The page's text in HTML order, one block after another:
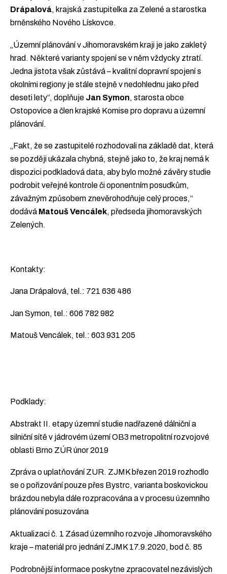
Drápalová, krajská zastupitelka za Zelené a starostka
brněnského Nového Lískovce.
„Územní plánování v Jihomoravském kraji je jako zakletý
hrad. Některé varianty spojení se v něm vždycky ztratí.
Jedna jistota však zůstává – kvalitní dopravní spojení s
okolními regiony je stále stejně v nedohlednu jako před
deseti lety”, doplňuje Jan Symon, starosta obce
Ostopovice a člen krajské Komise pro dopravu a územní
plánování.
„Fakt, že se zastupitelé rozhodovali na základě dat, která
se později ukázala chybná, stejně jako to, že kraj nemá k
dispozici podkladová data, aby bylo možné závěry studie
podrobit veřejné kontrole či oponentním posudkům,
závažným způsobem znevěrohodňuje celý proces,“
dodává Matouš Vencálek, předseda jihomoravských
Zelených.
Kontakty:
Jana Drápalová, tel.: 721 636 486
Jan Symon, tel.: 606 782 982
Matouš Vencálek, tel.: 603 931 205
Podklady:
Abstrakt II. etapy územní studie nadřazené dálniční a
silniční sítě v jádrovém území OB3 metropolitní rozvojové
oblasti Brno ZÚR únor 2019
Zpráva o uplatňování ZUR. ZJMK březen 2019 rozhodlo
se o pořizování pouze přes Bystrc, varianta boskovickou
brázdou nebyla dále rozpracována a v procesu územního
plánování posuzována
Aktualizaci č. 1 Zásad územního rozvoje Jihomoravského
kraje – materiál pro jednání ZJMK 17.9.2020, bod č. 85
Podrobnější informace poskytne zpracovatel nezávislých